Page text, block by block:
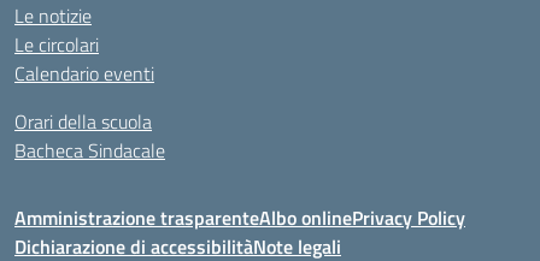
Le notizie
Le circolari
Calendario eventi
Orari della scuola
Bacheca Sindacale
Amministrazione trasparenteAlbo onlinePrivacy Policy
Dichiarazione di accessibilitàNote legali